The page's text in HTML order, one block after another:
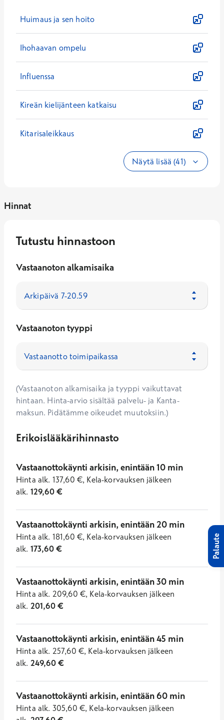
Huimaus ja sen hoito
Ihohaavan ompelu
Influenssa
Kireän kielijänteen katkaisu
Kitarisaleikkaus
Näytä lisää (41)
Hinnat
Tutustu hinnastoon
Vastaanoton alkamisaika
Vastaanoton tyyppi
(Vastaanoton alkamisaika ja tyyppi vaikuttavat
hintaan. Hinta-arvio sisältää palvelu- ja Kanta-
maksun. Pidätämme oikeudet muutoksiin.)
Erikoislääkärihinnasto
Vastaanottokäynti arkisin, enintään 10 min
Hinta alk. 137,60 €, Kela-korvauksen jälkeen
alk. 129,60€
Vastaanottokäynti arkisin, enintään 20 min
Hinta alk. 181,60 €, Kela-korvauksen jälkeen
alk. 173,60€
Vastaanottokäynti arkisin, enintään 30 min
Hinta alk. 209,60 €, Kela-korvauksen jälkeen
alk. 201,60€
Vastaanottokäynti arkisin, enintään 45 min
Hinta alk. 257,60 €, Kela-korvauksen jälkeen
alk. 249,60€
Vastaanottokäynti arkisin, enintään 60 min
Hinta alk. 305,60 €, Kela-korvauksen jälkeen
Palaute